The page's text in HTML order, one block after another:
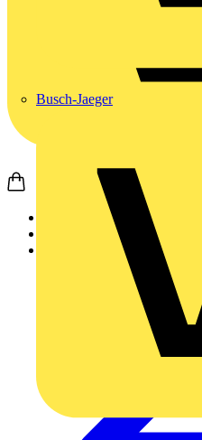
Busch-Jaeger
Aufzeichnung